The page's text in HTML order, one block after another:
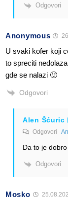
Odgovori
Anonymous
U svaki kofer koji
to spreciti
gde se nalazi 🙂
Odgovori
Alen Šćuric
Odgovori
Da to je dobro
Odgovori
Mosko